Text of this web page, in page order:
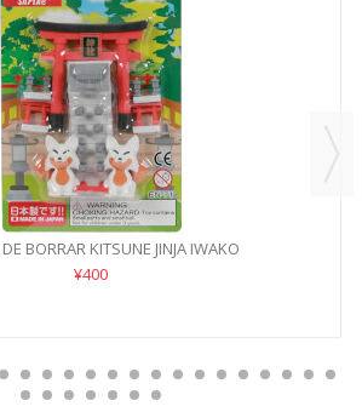
BORRAR KITSUNE JINJA IWAKO
¥400